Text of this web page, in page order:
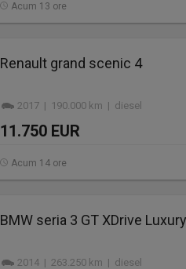
Acum 13 ore
Renault grand scenic 4
2017 | 190.000 km | diesel
11.750 EUR
Acum 14 ore
BMW seria 3 GT XDrive Luxury
2014 | 263.250 km | diesel